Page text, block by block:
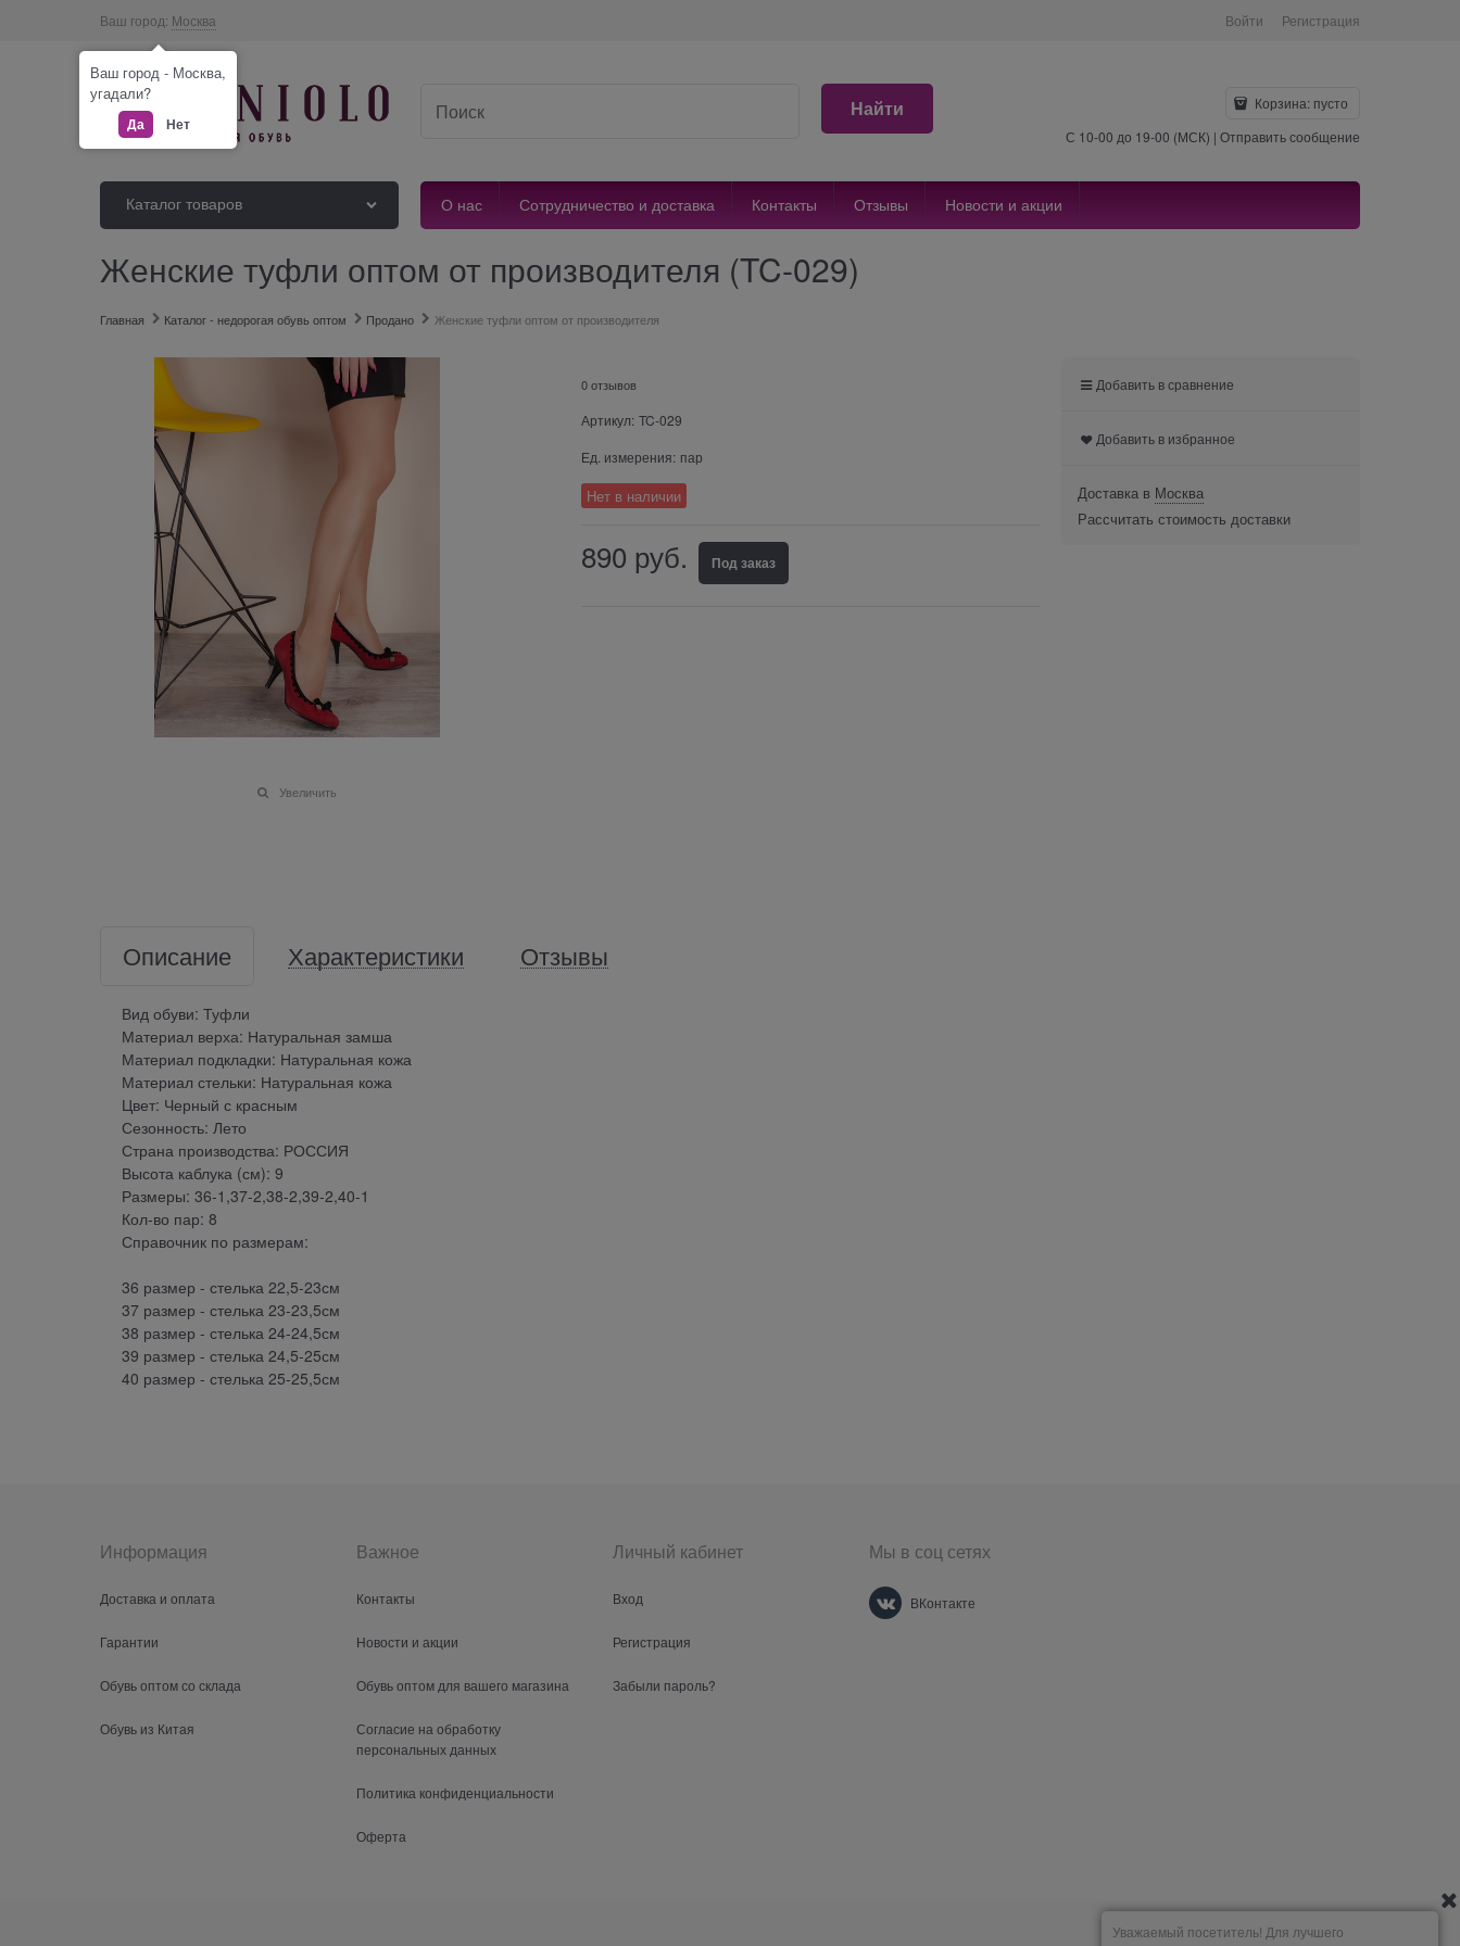
Ваш город: Москва Войти Регистрация
Найти Корзина: пусто
С 10-00 до 19-00 (МСК) | Отправить сообщение
Каталог товаров О нас Сотрудничество и доставка Контакты Отзывы Новости и акции
Женские туфли оптом от производителя (TC-029)
Главная Каталог - недорогая обувь оптом Продано Женские туфли оптом от производителя
Увеличить
0 отзывов
Артикул: TC-029
Ед. измерения: пар
Нет в наличии
890 руб. Под заказ
Описание Характеристики Отзывы
Вид обуви: Туфли
Материал верха: Натуральная замша
Материал подкладки: Натуральная кожа
Материал стельки: Натуральная кожа
Цвет: Черный с красным
Сезонность: Лето
Страна производства: РОССИЯ
Высота каблука (см): 9
Размеры: 36-1,37-2,38-2,39-2,40-1
Кол-во пар: 8
Справочник по размерам:
36 размер - стелька 22,5-23см
37 размер - стелька 23-23,5см
38 размер - стелька 24-24,5см
39 размер - стелька 24,5-25см
40 размер - стелька 25-25,5см
Добавить в сравнение
Добавить в избранное
Доставка в Москва
Рассчитать стоимость доставки
Информация
Доставка и оплата
Гарантии
Обувь оптом со склада
Обувь из Китая
Важное
Контакты
Новости и акции
Обувь оптом для вашего магазина
Согласие на обработку
персональных данных
Политика конфиденциальности
Оферта
Личный кабинет
Вход
Регистрация
Забыли пароль?
Мы в соц сетях
ВКонтакте
Ваш город - Москва,
угадали?
Да Нет
Уважаемый посетитель! Для лучшего